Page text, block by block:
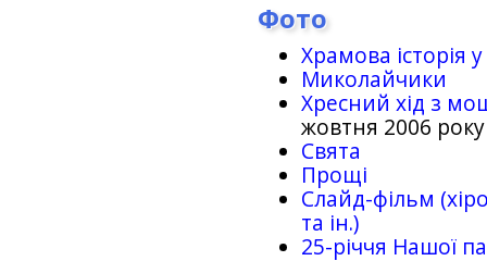
Фото
Храмова історія
Миколайчики
Хресний хід з
жовтня 2006 року
Свята
Прощі
Слайд-фільм
та ін.)
25-рiччя Нашої